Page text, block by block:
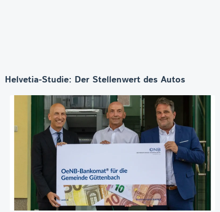
Helvetia-Studie: Der Stellenwert des Autos